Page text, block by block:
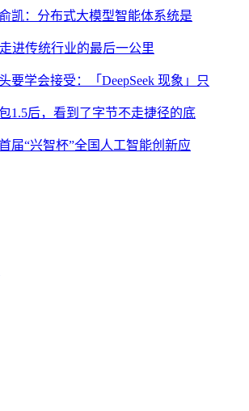
凯：分布式大模型智能体系统是
进传统行业的最后一公里
要学会接受：「DeepSeek 现象」只
1.5后，看到了字节不走捷径的底
届“兴智杯”全国人工智能创新应